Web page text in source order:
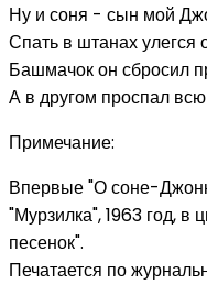
Ну и соня - сын мой
Спать в штанах улегся
Башмачок он сбросил
А в другом проспал всю
Примечание:
Впервые "О соне-
"Мурзилка", 1963 год, в
песенок".
Печатается по